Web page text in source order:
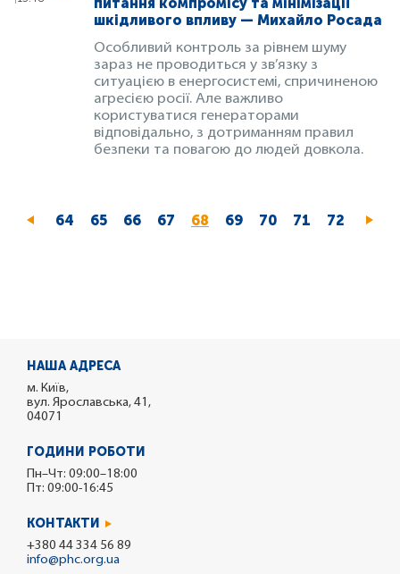
шкідливого впливу — Михайло Росада
Особливий контроль за рівнем шуму
зараз не проводиться у зв’язку з
ситуацією в енергосистемі, спричиненою
агресією росії. Але важливо
користуватися генераторами
відповідально, з дотриманням правил
безпеки та повагою до людей довкола.
Page
64 Page
65 Page
66 Page
67
Поточна
68 Page
69 Page
70 Page
71 Page
72
НАША АДРЕСА
м. Київ,
вул. Ярославська, 41,
04071
ГОДИНИ РОБОТИ
Пн–Чт: 09:00–18:00
Пт: 09:00-16:45
КОНТАКТИ
+380 44 334 56 89
info@phc.org.ua